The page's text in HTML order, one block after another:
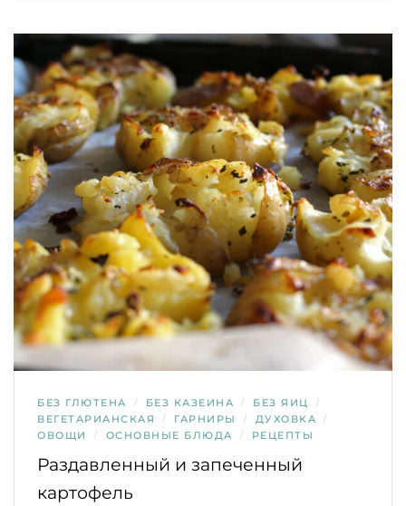
БЕЗ ГЛЮТЕНА / БЕЗ КАЗЕИНА / БЕЗ ЯИЦ /
ВЕГЕТАРИАНСКАЯ / ГАРНИРЫ / ДУХОВКА /
ОВОЩИ / ОСНОВНЫЕ БЛЮДА / РЕЦЕПТЫ
Раздавленный и запеченный
картофель